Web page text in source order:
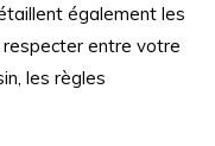
également les
entre votre
les règles